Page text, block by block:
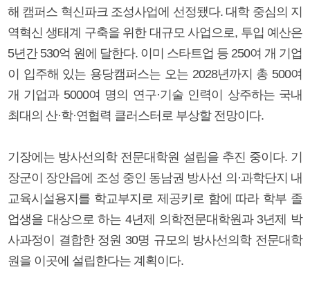
해 캠퍼스 혁신파크 조성사업에 선정됐다. 대학 중심의 지
역혁신 생태계 구축을 위한 대규모 사업으로, 투입 예산은
5년간 530억 원에 달한다. 이미 스타트업 등 250여 개 기업
이 입주해 있는 용당캠퍼스는 오는 2028년까지 총 500여
개 기업과 5000여 명의 연구·기술 인력이 상주하는 국내
최대의 산·학·연협력 클러스터로 부상할 전망이다.
기장에는 방사선의학 전문대학원 설립을 추진 중이다. 기
장군이 장안읍에 조성 중인 동남권 방사선 의·과학단지 내
교육시설용지를 학교부지로 제공키로 함에 따라 학부 졸
업생을 대상으로 하는 4년제 의학전문대학원과 3년제 박
사과정이 결합한 정원 30명 규모의 방사선의학 전문대학
원을 이곳에 설립한다는 계획이다.